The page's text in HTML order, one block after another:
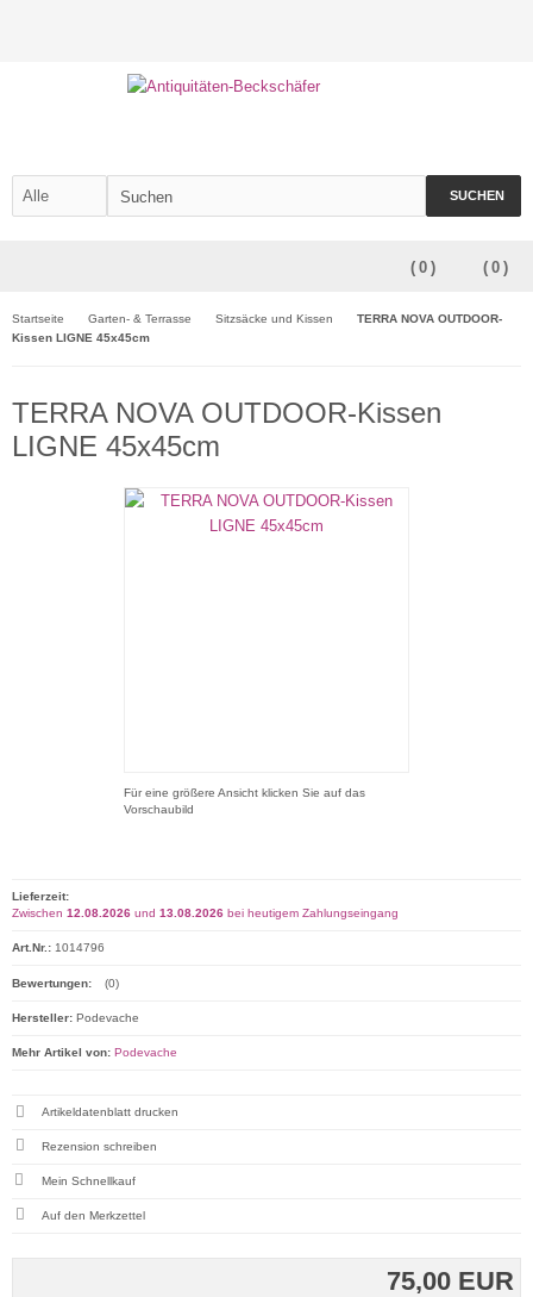
SUCHEN
( 0 )
( 0 )
Startseite Garten- & Terrasse Sitzsäcke und Kissen
TERRA NOVA OUTDOOR-
Kissen LIGNE 45x45cm
TERRA NOVA OUTDOOR-Kissen
LIGNE 45x45cm
Für eine größere Ansicht klicken Sie auf das
Vorschaubild
75,00 EUR
Lieferzeit:
Zwischen 12.08.2026 und 13.08.2026 bei heutigem Zahlungseingang
Art.Nr.: 1014796
Bewertungen: (0)
Hersteller: Podevache
Mehr Artikel von: Podevache
Artikeldatenblatt drucken
Rezension schreiben
Mein Schnellkauf